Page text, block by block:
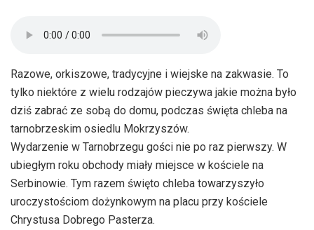
Razowe, orkiszowe, tradycyjne i wiejske na zakwasie. To
tylko niektóre z wielu rodzajów pieczywa jakie można było
dziś zabrać ze sobą do domu, podczas święta chleba na
tarnobrzeskim osiedlu Mokrzyszów.
Wydarzenie w Tarnobrzegu gości nie po raz pierwszy. W
ubiegłym roku obchody miały miejsce w kościele na
Serbinowie. Tym razem święto chleba towarzyszyło
uroczystościom dożynkowym na placu przy kościele
Chrystusa Dobrego Pasterza.